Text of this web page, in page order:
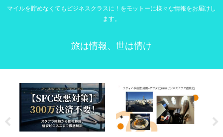
マイルを貯めなくてもビジネスクラスに！をモットーに様々な情報をお届けし
ます。
旅は情報、世は情け